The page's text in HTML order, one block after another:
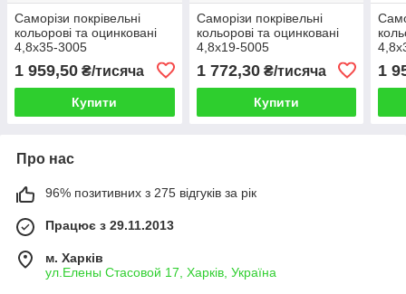
Саморізи покрівельні
кольорові та оцинковані
4,8х35-3005
1 959,50 ₴/тисяча
Купити
Саморізи покрівельні
кольорові та оцинковані
4,8x19-5005
1 772,30₴/тисяча
Купити
1
Про нас
96% позитивних з 275 відгуків за рік
Працює з 29.11.2013
м. Харків
ул.Елены Стасовой 17, Харків, Україна